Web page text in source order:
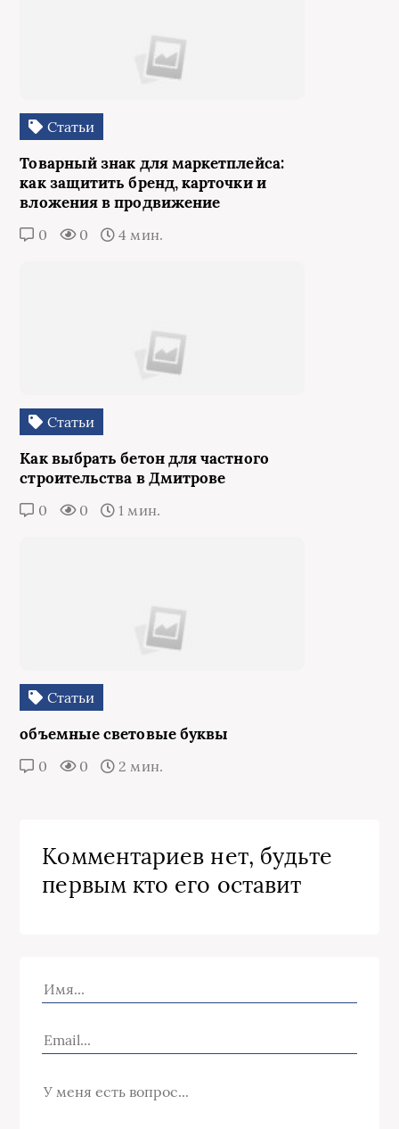
Статьи
Товарный знак для маркетплейса:
как защитить бренд, карточки и
вложения в продвижение
0 0 4 мин.
Статьи
Как выбрать бетон для частного
строительства в Дмитрове
0 0 1 мин.
Статьи
объемные световые буквы
0 0 2 мин.
Комментариев нет, будьте
первым кто его оставит